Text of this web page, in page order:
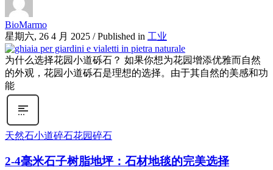
BioMarmo
星期六, 26 4 月 2025 / Published in 工业
为什么选择花园小道砾石？ 如果你想为花园增添优雅而自然
的外观，花园小道砾石是理想的选择。由于其自然的美感和功
能
天然石小道碎石花园碎石
2-4毫米石子树脂地坪：石材地毯的完美选择